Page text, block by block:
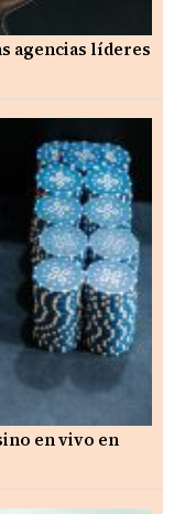
agencias líderes
en vivo en